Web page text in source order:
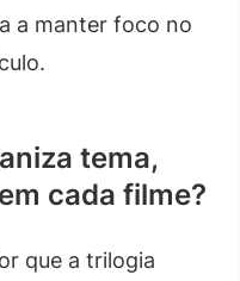
a manter foco no
tema,
cada filme?
que a trilogia